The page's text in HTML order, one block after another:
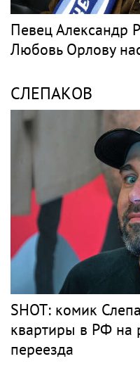
Певец Александр
Любовь Орлову
СЛЕПАКОВ
SHOT: комик
квартиры в РФ на
переезда